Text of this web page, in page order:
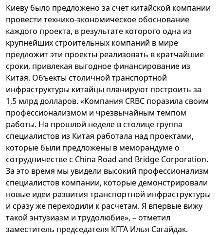
Киеву было предложено за счет китайской компании
провести технико-экономическое обоснование
каждого проекта, в результате которого одна из
крупнейших строительных компаний в мире
предложит эти проекты реализовать в кратчайшие
сроки, привлекая выгодное финансирование из
Китая. Объекты столичной транспортной
инфраструктуры китайцы планируют построить за
1,5 млрд долларов. «Компания CRBC поразила своим
профессионализмом и чрезвычайным темпом
работы. На прошлой неделе в столице группа
специалистов из Китая работала над проектами,
которые были предложены в меморандуме о
сотрудничестве с China Road and Bridge Corporation.
За это время мы увидели высокий профессионализм
специалистов компании, которые демонстрировали
новые идеи развития транспортной инфраструктуры
и сразу же переходили к расчетам. Я впервые вижу
такой энтузиазм и трудолюбие», – отметил
заместитель председателя КГГА Илья Сагайдак.